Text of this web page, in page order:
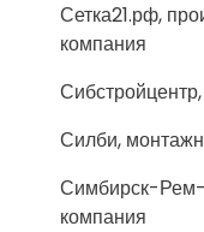
Сетка21.рф,
компания
Силби,
Симбирск-
компания